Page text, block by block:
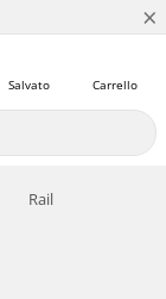
×
Carrello
Salvato
Rail